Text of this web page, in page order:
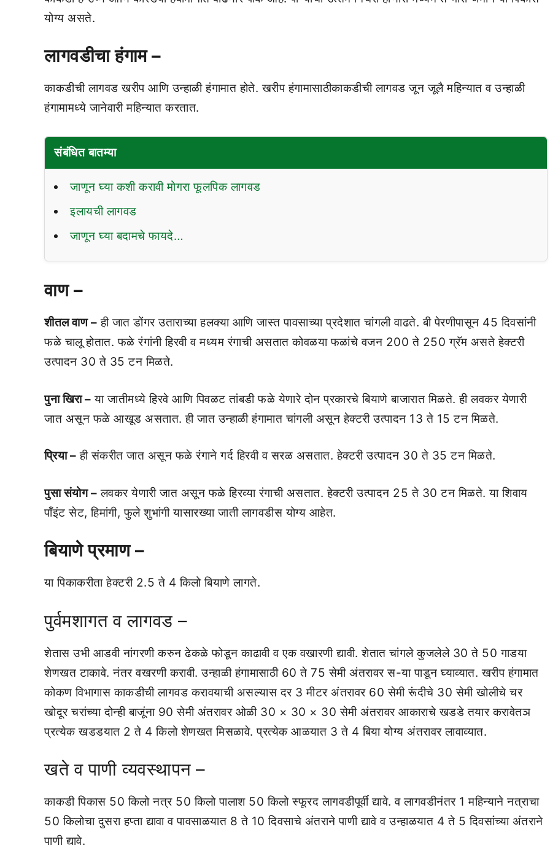
योग्‍य असते.
लागवडीचा हंगाम –
काकडीची लागवड खरीप आणि उन्‍हाळी हंगामात होते. खरीप हंगामासाठीकाकडीची लागवड जून जूलै महिन्‍यात व उन्‍हाळी
हंगामामध्‍ये जानेवारी महिन्‍यात करतात.
संबंधित बातम्या
जाणून घ्या कशी करावी मोगरा फूलपिक लागवड
इलायची लागवड
जाणून घ्या बदामचे फायदे…
वाण –
शीतल वाण – ही जात डोंगर उताराच्‍या हलक्‍या आणि जास्‍त पावसाच्‍या प्रदेशात चांगली वाढते. बी पेरणीपासून 45 दिवसांनी
फळे चालू होतात. फळे रंगांनी हिरवी व मध्‍यम रंगाची असतात कोवळया फळांचे वजन 200 ते 250 ग्रॅम असते हेक्‍टरी
उत्‍पादन 30 ते 35 टन मिळते.
पुना खिरा – या जातीमध्‍ये हिरवे आणि पिवळट तांबडी फळे येणारे दोन प्रकारचे बियाणे बाजारात मिळते. ही लवकर येणारी
जात असून फळे आखूड असतात. ही जात उन्‍हाळी हंगामात चांगली असून हेक्‍टरी उत्‍पादन 13 ते 15 टन मिळते.
प्रिया – ही संकरीत जात असून फळे रंगाने गर्द हिरवी व सरळ असतात. हेक्‍टरी उत्‍पादन 30 ते 35 टन मिळते.
पुसा संयोग – लवकर येणारी जात असून फळे हिरव्‍या रंगाची असतात. हेक्‍टरी उत्‍पादन 25 ते 30 टन मिळते. या शिवाय
पॉंइंट सेट, हिमांगी, फुले शुभांगी यासारख्‍या जाती लागवडीस योग्‍य आहेत.
बियाणे प्रमाण –
या पिकाकरीता हेक्‍टरी 2.5 ते 4 किलो बियाणे लागते.
पुर्वमशागत व लागवड –
शेतास उभी आडवी नांगरणी करुन ढेकळे फोडून काढावी व एक वखारणी द्यावी. शेतात चांगले कुजलेले 30 ते 50 गाडया
शेणखत टाकावे. नंतर वखरणी करावी. उन्‍हाळी हंगामासाठी 60 ते 75 सेमी अंतरावर स-या पाडून घ्‍याव्‍यात. खरीप हंगामात
कोकण विभागास काकडीची लागवड करावयाची असल्‍यास दर 3 मीटर अंतरावर 60 सेमी रूंदीचे 30 सेमी खोलीचे चर
खोदूर चरांच्‍या दोन्‍ही बाजूंना 90 सेमी अंतरावर ओळी 30 × 30 × 30 सेमी अंतरावर आकाराचे खडडे तयार करावेतञ
प्रत्‍येक खडडयात 2 ते 4 किलो शेणखत मिसळावे. प्रत्‍येक आळयात 3 ते 4 बिया योग्‍य अंतरावर लावाव्‍यात.
खते व पाणी व्‍यवस्‍थापन –
काकडी पिकास 50 किलो नत्र 50 किलो पालाश 50 किलो स्‍फूरद लागवडीपूर्वी द्यावे. व लागवडीनंतर 1 महिन्‍याने नत्राचा
50 किलोचा दुसरा हप्‍ता द्यावा व पावसाळयात 8 ते 10 दिवसाचे अंतराने पाणी द्यावे व उन्‍हाळयात 4 ते 5 दिवसांच्‍या अंतराने
पाणी द्यावे.